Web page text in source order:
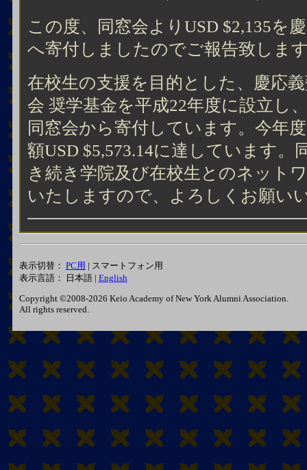
この度、同窓会よりUSD $2,135を
へ寄付しましたのでご報告致しま
在校生の支援を目的とした、慶応
会 奨学基金を平成22年度に設立し
同窓会から寄付しています。今年
額USD $5,573.14に達しています。
き続き学院及び在校生とのネット
いたしますので、よろしくお願い
表示切替： PC用 | スマートフォン用
表示言語： 日本語 | English
Copyright ©2008-2026 Keio Academy of New York Alumni Association.
All rights reserved.